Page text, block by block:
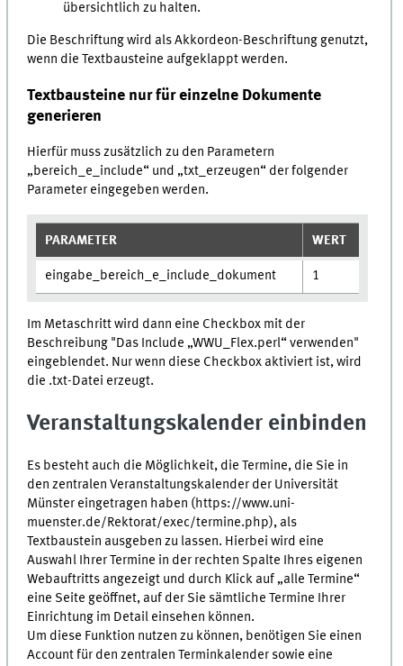
übersichtlich zu halten.
Die Beschriftung wird als Akkordeon-Beschriftung genutzt,
wenn die Textbausteine aufgeklappt werden.
Textbausteine nur für einzelne Dokumente
generieren
Hierfür muss zusätzlich zu den Parametern
„bereich_e_include“ und „txt_erzeugen“ der folgender
Parameter eingegeben werden.
PARAMETER WERT
eingabe_bereich_e_include_dokument 1
Im Metaschritt wird dann eine Checkbox mit der
Beschreibung "Das Include „WWU_Flex.perl“ verwenden"
eingeblendet. Nur wenn diese Checkbox aktiviert ist, wird
die .txt-Datei erzeugt.
Veranstaltungskalender einbinden
Es besteht auch die Möglichkeit, die Termine, die Sie in
den zentralen Veranstaltungskalender der Universität
Münster eingetragen haben (https://www.uni-
muenster.de/Rektorat/exec/termine.php), als
Textbaustein ausgeben zu lassen. Hierbei wird eine
Auswahl Ihrer Termine in der rechten Spalte Ihres eigenen
Webauftritts angezeigt und durch Klick auf „alle Termine“
eine Seite geöffnet, auf der Sie sämtliche Termine Ihrer
Einrichtung im Detail einsehen können.
Um diese Funktion nutzen zu können, benötigen Sie einen
Account für den zentralen Terminkalender sowie eine